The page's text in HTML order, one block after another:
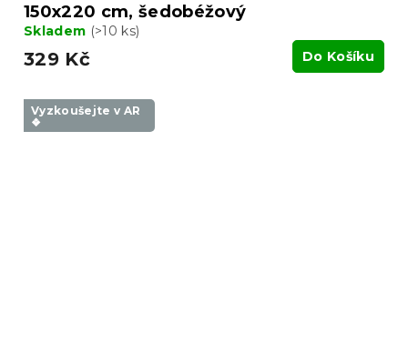
150x220 cm, šedobéžový
Skladem (>10 ks)
329 Kč Do Košíku
Vyzkoušejte v AR
❖